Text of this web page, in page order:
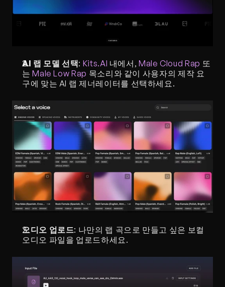
AI 랩 모델 선택: Kits.AI 내에서, Male Cloud Rap 또
는 Male Low Rap 목소리와 같이 사용자의 제작 요
구에 맞는 AI 랩 제너레이터를 선택하세요.
오디오 업로드: 나만의 랩 곡으로 만들고 싶은 보컬
오디오 파일을 업로드하세요.